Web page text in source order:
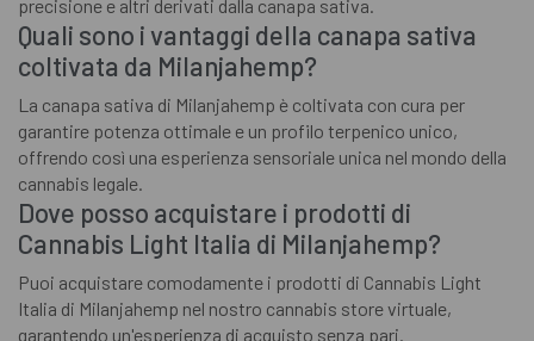
precisione e altri derivati dalla canapa sativa.
Quali sono i vantaggi della canapa sativa
coltivata da Milanjahemp?
La canapa sativa di Milanjahemp è coltivata con cura per
garantire potenza ottimale e un profilo terpenico unico,
offrendo così una esperienza sensoriale unica nel mondo della
cannabis legale.
Dove posso acquistare i prodotti di
Cannabis Light Italia di Milanjahemp?
Puoi acquistare comodamente i prodotti di Cannabis Light
Italia di Milanjahemp nel nostro cannabis store virtuale,
garantendo un'esperienza di acquisto senza pari.